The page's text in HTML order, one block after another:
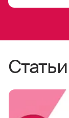
Статьи